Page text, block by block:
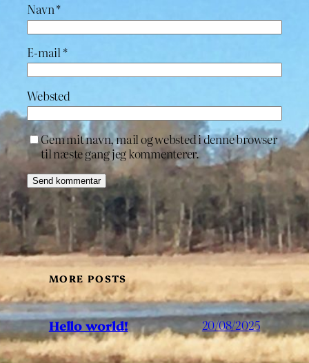
Navn*
E-mail*
Websted
Gem mit navn, mail og websted i denne browser
til næste gang jeg kommenterer.
MORE POSTS
Hello world! 20/08/2025